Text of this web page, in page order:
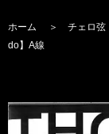
ホーム ＞ チェロ弦
do】A線